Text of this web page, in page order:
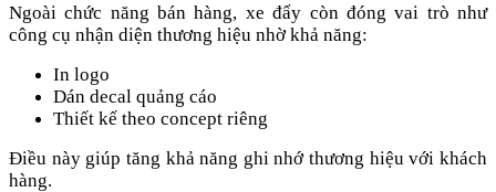
Ngoài chức năng bán hàng, xe đẩy còn đóng vai trò như
công cụ nhận diện thương hiệu nhờ khả năng:
In logo
Dán decal quảng cáo
Thiết kế theo concept riêng
Điều này giúp tăng khả năng ghi nhớ thương hiệu với khách
hàng.